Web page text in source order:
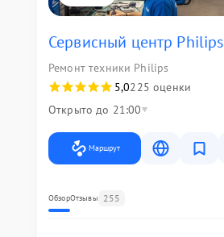
Сервисный центр Philips
Ремонт техники Philips
5,0225 оценки
Открыто до 21:00
Маршрут
ОбзорОтзывы 255